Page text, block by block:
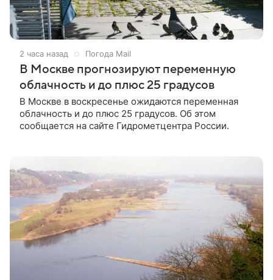
2 часа назад Погода Mail
В Москве прогнозируют переменную
облачность и до плюс 25 градусов
В Москве в воскресенье ожидаются переменная
облачность и до плюс 25 градусов. Об этом
сообщается на сайте Гидрометцентра России.